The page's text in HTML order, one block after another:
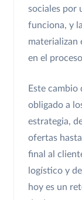
sociales por
funciona, y
materializan
en el
Este cambio
obligado a
estrategia,
ofertas
final al
logístico y
hoy es un